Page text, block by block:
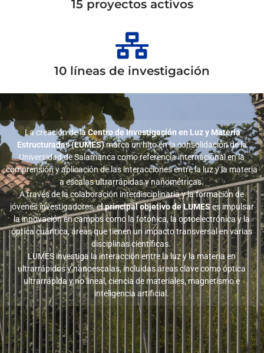
15 proyectos activos
10 líneas de investigación
La creación de laCentro de Investigación en Luz y Materia
Estructuradas (LUMES)marca un hito en la consolidación de la
Universidad de Salamanca como referencia internacional en la
comprensión y aplicación de las interacciones entre la luz y la materia
a escalas ultrarrápidas y nanométricas.
A través de la colaboración interdisciplinaria y la formación de
jóvenes investigadores, el principal objetivo de LUMES es impulsar
la innovación en campos como la fotónica, la optoelectrónica y la
óptica cuántica, áreas que tienen un impacto transversal en varias
disciplinas científicas.
LUMES investiga la interacción entre la luz y la materia en
ultrarrápidos y nanoescalas, incluidas áreas clave como óptica
ultrarrápida y no lineal, ciencia de materiales, magnetismo e
inteligencia artificial.